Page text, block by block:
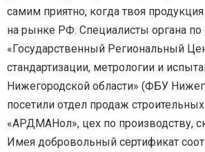
самим приятно, когда твоя
на рынке РФ. Специалисты органа по
«Государственный Региональный
стандартизации, метрологии и
Нижегородской области» (ФБУ
посетили отдел продаж
«АРДМАНол», цех по производству,
Имея добровольный сертификат